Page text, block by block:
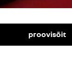
proovisõit